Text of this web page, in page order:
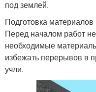
под землей.
Подготовка
Перед началом работ
необходимые
избежать перерывов в
учли.